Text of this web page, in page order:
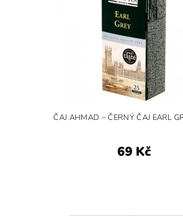
ČAJ AHMAD – ČERNÝ ČAJ EARL
69 Kč